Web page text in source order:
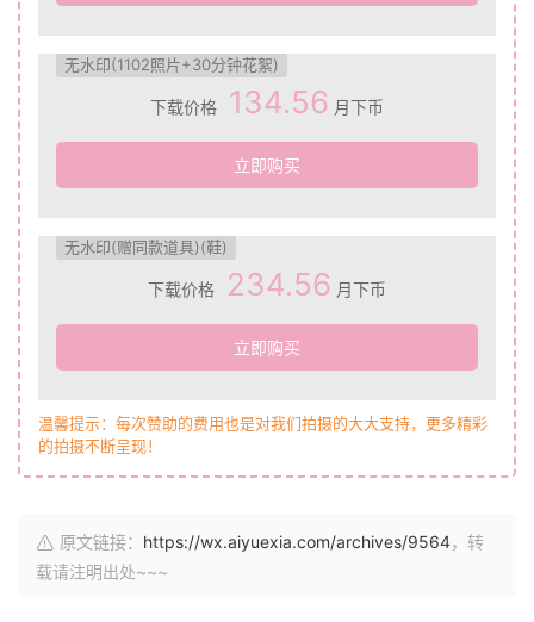
无水印(1102照片+30分钟花絮)
下载价格 134.56 月下币
立即购买
无水印(赠同款道具)(鞋)
下载价格 234.56 月下币
立即购买
温馨提示：每次赞助的费用也是对我们拍摄的大大支持，更多精彩
的拍摄不断呈现！
原文链接： https://wx.aiyuexia.com/archives/9564，转
载请注明出处~~~